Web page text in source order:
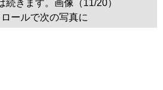
続きます。画像（11/20）
ールで次の写真に